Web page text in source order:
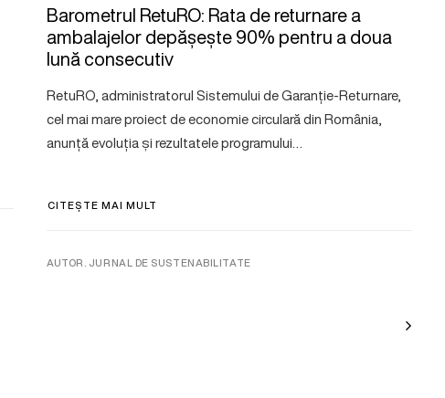
Barometrul RetuRO: Rata de returnare a
ambalajelor depășește 90% pentru a doua
lună consecutiv
RetuRO, administratorul Sistemului de Garanție-Returnare,
cel mai mare proiect de economie circulară din România,
anunță evoluția și rezultatele programului…
CITEȘTE MAI MULT
AUTOR. JURNAL DE SUSTENABILITATE